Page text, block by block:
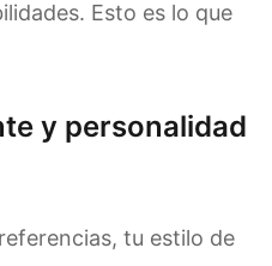
Esto es lo que
y personalidad
tu estilo de